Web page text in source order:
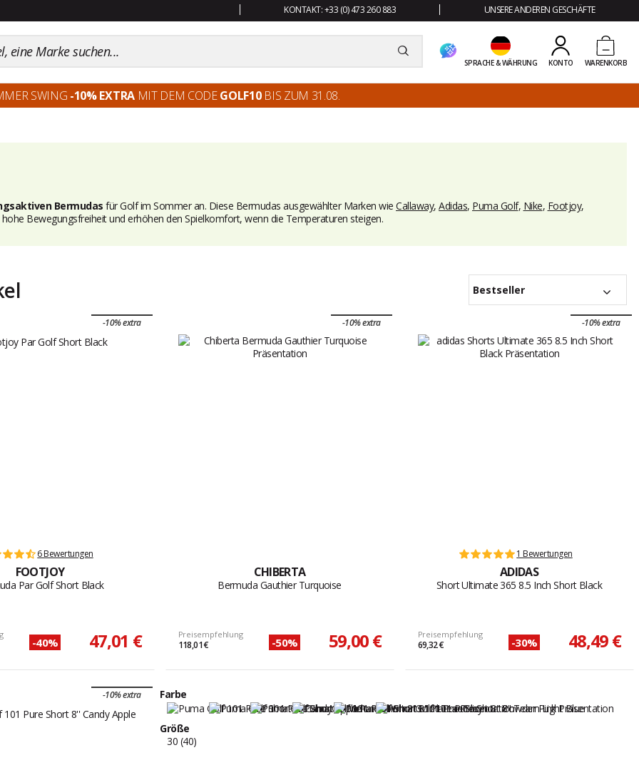
KONTAKT: +33 (0) 473 260 883 UNSERE ANDEREN GESCHÄFTE
SPRACHE & WÄHRUNG KONTO WARENKORB
SWING -10% EXTRAMIT DEM CODEGOLF10BIS ZUM 31.08.
Bermudas für Golf im Sommer an. Diese Bermudas ausgewählter Marken wie Callaway, Adidas, Puma Golf, Nike, Footjoy,
Bewegungsfreiheit und erhöhen den Spielkomfort, wenn die Temperaturen steigen.
Bestseller
-10% extra
6 Bewertungen
FOOTJOY
Par Golf Short Black
-40% 47,01 €
-10% extra
CHIBERTA
Bermuda Gauthier Turquoise
Preisempfehlung
118,01 € -50% 59,00 €
-10% extra
1 Bewertungen
ADIDAS
Short Ultimate 365 8.5 Inch Short Black
Preisempfehlung
69,32 € -30% 48,49 €
-10% extra Farbe
Größe
30 (40)